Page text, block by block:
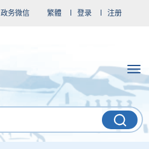
政务微信 繁體 登录 注册